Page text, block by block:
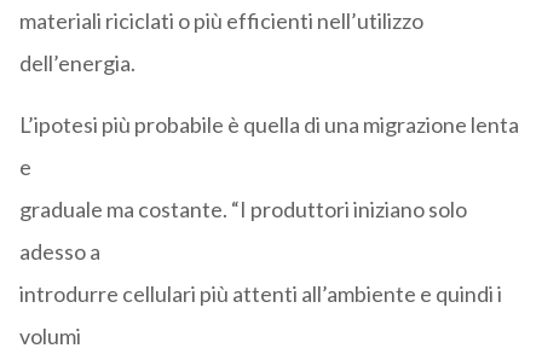
materiali riciclati o più efficienti nell’utilizzo
dell’energia.
L’ipotesi più probabile è quella di una migrazione lenta
e
graduale ma costante. “I produttori iniziano solo
adesso a
introdurre cellulari più attenti all’ambiente e quindi i
volumi